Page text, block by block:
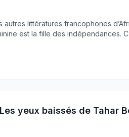
autres littératures francophones
est la fille des indépendances.
yeux baissés de Tahar